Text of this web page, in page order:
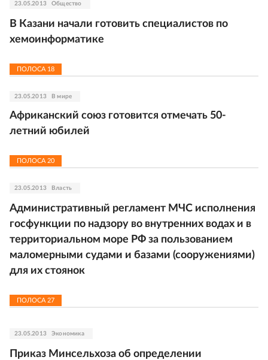
23.05.2013 Общество
В Казани начали готовить специалистов по
хемоинформатике
ПОЛОСА 18
23.05.2013 В мире
Африканский союз готовится отмечать 50-
летний юбилей
ПОЛОСА 20
23.05.2013 Власть
Административный регламент МЧС исполнения
госфункции по надзору во внутренних водах и в
территориальном море РФ за пользованием
маломерными судами и базами (сооружениями)
для их стоянок
ПОЛОСА 27
23.05.2013 Экономика
Приказ Минсельхоза об определении